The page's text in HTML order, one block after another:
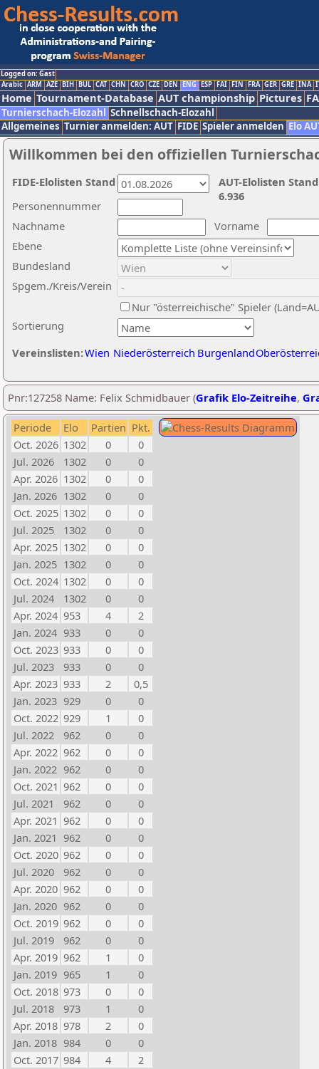
Logged on: Gast
Arabic ARM AZE BIH BUL CAT CHN CRO CZE DEN ENG ESP FAI FIN FRA GER GRE INA
Home Tournament-Database AUT championship Pictures
Turnierschach-Elozahl Schnellschach-Elozahl
Allgemeines Turnier anmelden: AUT FIDE Spieler anmelden Elo
Willkommen bei den offiziellen
Nachname
Vorname
Ebene
Sortierung
Personennummer
Bundesland
Spgem./Kreis/Verein
Nur "österreichische" Spieler
Vereinslisten:Wien Niederösterreich Burgenland
AUT-Elolisten
6.936
FIDE-Elolisten Stand
Pnr:127258 Name: Felix Schmidbauer (Grafik Elo-Zeitreihe,
Periode Elo Partien Pkt.
Oct. 2026 1302 0
0
Jul. 2026
1302 0
0
Apr. 2026 1302 0
0
Jan. 2026 1302 0
0
Oct. 2025 1302 0
0
Jul. 2025
1302 0
0
Apr. 2025 1302 0
0
Jan. 2025 1302 0
0
Oct. 2024 1302 0
0
Jul. 2024
1302 0
0
Apr. 2024 953 4
2
Jan. 2024 933 0
0
Oct. 2023 933 0
0
Jul. 2023
933 0
0
Apr. 2023 933 2
0,5
Jan. 2023 929 0
0
Oct. 2022 929 1
0
Jul. 2022
962 0
0
Apr. 2022 962 0
0
Jan. 2022 962 0
0
Oct. 2021 962 0
0
Jul. 2021
962 0
0
Apr. 2021 962 0
0
Jan. 2021 962 0
0
Oct. 2020 962 0
0
Jul. 2020
962 0
0
Apr. 2020 962 0
0
Jan. 2020 962 0
0
Oct. 2019 962 0
0
Jul. 2019
962 0
0
Apr. 2019 962 1
0
Jan. 2019 965 1
0
Oct. 2018 973 0
0
Jul. 2018
973 1
0
Apr. 2018 978 2
0
Jan. 2018 984 0
0
Oct. 2017 984 4
2